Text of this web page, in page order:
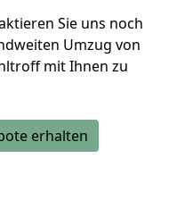
Sie uns noch
Umzug von
mit Ihnen zu
erhalten